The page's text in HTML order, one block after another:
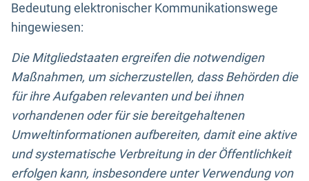
Bedeutung elektronischer Kommunikationswege
hingewiesen:
Die Mitgliedstaaten ergreifen die notwendigen
Maßnahmen, um sicherzustellen, dass Behörden die
für ihre Aufgaben relevanten und bei ihnen
vorhandenen oder für sie bereitgehaltenen
Umweltinformationen aufbereiten, damit eine aktive
und systematische Verbreitung in der Öffentlichkeit
erfolgen kann, insbesondere unter Verwendung von